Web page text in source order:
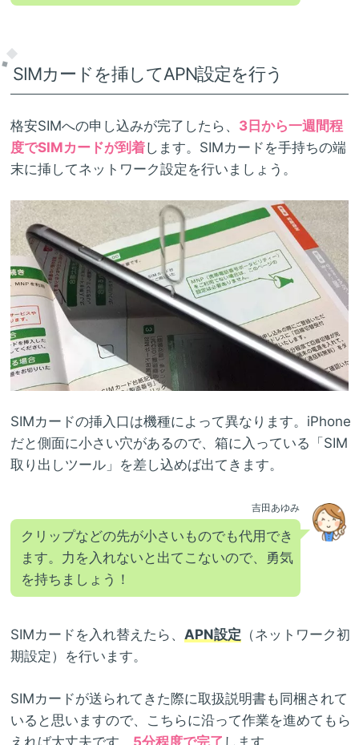
SIMカードを挿してAPN設定を行う
格安SIMへの申し込みが完了したら、 3日から一週間程
度でSIMカードが到着します。SIMカードを手持ちの端
末に挿してネットワーク設定を行いましょう。
SIMカードの挿入口は機種によって異なります。iPhone
だと側面に小さい穴があるので、箱に入っている「SIM
取り出しツール」を差し込めば出てきます。
吉田あゆみ
クリップなどの先が小さいものでも代用でき
ます。力を入れないと出てこないので、勇気
を持ちましょう！
SIMカードを入れ替えたら、 APN設定 （ネットワーク初
期設定）を行います。
SIMカードが送られてきた際に取扱説明書も同梱されて
いると思いますので、こちらに沿って作業を進めてもら
えれば大丈夫です。 5分程度で完了 します。